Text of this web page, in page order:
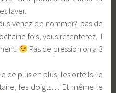
laver.
venez de nommer? pas de
fois, vous retenterez. Il
Pas de pression on a 3
de plus en plus, les orteils, le
les doigts… Et même le